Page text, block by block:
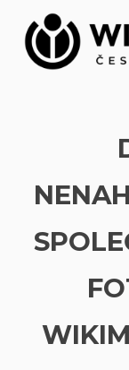
Přeskočit
obsah